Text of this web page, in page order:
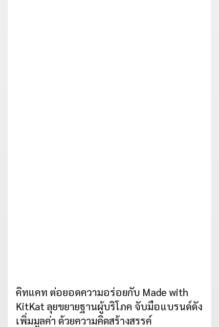
คิทแคท ต่อยอดความอร่อยกับ Made with
KitKat ลุยขยายฐานผู้บริโภค จับมือแบรนด์ดัง
เพิ่มมูลค่า ด้วยความคิดสร้างสรรค์